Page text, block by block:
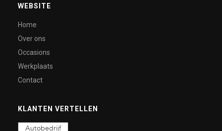
WEBSITE
Home
Over ons
Occasions
Werkplaats
Contact
KLANTEN VERTELLEN
Autobedrijf